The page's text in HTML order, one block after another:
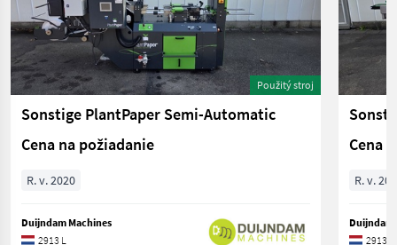
Použitý stroj
Sonstige PlantPaper Semi-Automatic
Cena na požiadanie
R. v. 2020
Duijndam Machines
2913 L
Cena
R. v.
Duijndam
2913 L